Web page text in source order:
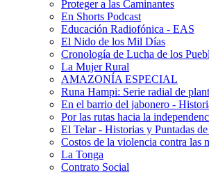
Proteger a las Caminantes
En Shorts Podcast
Educación Radiofónica - EAS
El Nido de los Mil Días
Cronología de Lucha de los
La Mujer Rural
AMAZONÍA ESPECIAL
Runa Hampi: Serie radial de
En el barrio del jabonero -
Por las rutas hacia la
El Telar - Historias y Puntadas
Costos de la violencia contra las
La Tonga
Contrato Social